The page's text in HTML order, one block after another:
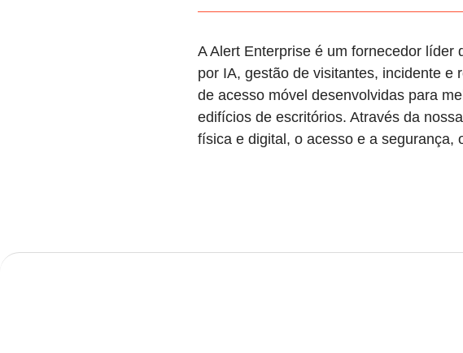
A Alert Enterprise é um fornecedor
por IA, gestão de visitantes, incidente e
de acesso móvel desenvolvidas para
edifícios de escritórios. Através da
física e digital, o acesso e a segurança,